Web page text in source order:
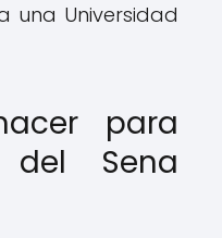
una Universidad
para
Sena